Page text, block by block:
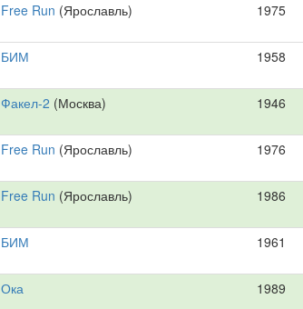
Free Run (Ярославль) 1975
БИМ 1958
Факел-2 (Москва) 1946
Free Run (Ярославль) 1976
Free Run (Ярославль) 1986
БИМ 1961
Ока 1989